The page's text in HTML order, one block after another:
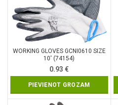
WORKING GLOVES GCNI0610 SIZE
10′ (74154)
0.93€
PIEVIENOT GROZAM